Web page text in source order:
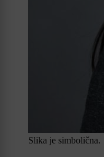
Slika je simbolična.